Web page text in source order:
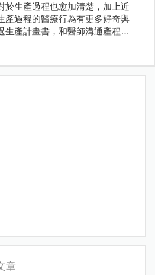
於生產過程也愈加清楚，加上近
產過程的醫療行為有更多好奇與
生產計畫書，和醫師溝通產程規
章